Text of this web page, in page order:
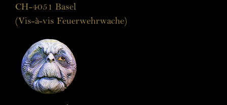
CH-4051 Basel
(Vis-à-vis Feuerwehrwache)